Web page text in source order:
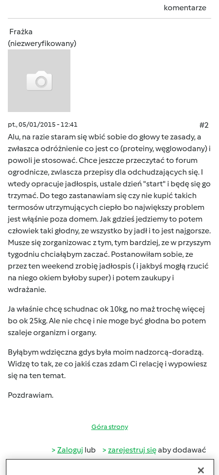
komentarze
Frażka
(niezweryfikowany)
pt., 05/01/2015 - 12:41
#2
Alu, na razie staram się wbić sobie do głowy te zasady, a
zwłaszca odróżnienie co jest co (proteiny, węglowodany) i
powoli je stosować. Chce jeszcze przeczytać to forum
ogrodnicze, zwlascza przepisy dla odchudzających się. I
wtedy opracuje jadłospis, ustale dzień "start" i będę się go
trzymać. Do tego zastanawiam się czy nie kupić takich
termosów utrzymujących ciepło bo największy problem
jest włąśnie poza domem. Jak gdzieś jedziemy to potem
człowiek taki głodny, ze wszystko by jadł i to jest najgorsze.
Musze się zorganizowac z tym, tym bardziej, ze w przyszym
tygodniu chciałąbym zaczać. Postanowiłam sobie, ze
przez ten weekend zrobię jadłospis ( i jakbyś mogłą rzucić
na niego okiem byłoby super) i potem zaukupy i
wdrażanie.
Ja właśnie chcę schudnac ok 10kg, no maż trochę więcej
bo ok 25kg. Ale nie chcę i nie moge być głodna bo potem
szaleje organizm i organy.
Byłąbym wdzięczna gdys była moim nadzorcą-doradzą.
Widzę to tak, ze co jakiś czas zdam Ci relację i wypowiesz
się na ten temat.
Pozdrawiam.
Góra strony
Zaloguj lub zarejestruj sięaby dodawać
komentarze